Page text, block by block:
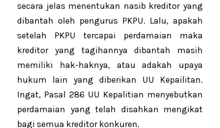
secara jelas menentukan nasib kreditor yang
dibantah oleh pengurus PKPU. Lalu, apakah
setelah PKPU tercapai perdamaian maka
kreditor yang tagihannya dibantah masih
memiliki hak-haknya, atau adakah upaya
hukum lain yang diberikan UU Kepailitan.
Ingat, Pasal 286 UU Kepalitian menyebutkan
perdamaian yang telah disahkan mengikat
bagi semua kreditor konkuren.